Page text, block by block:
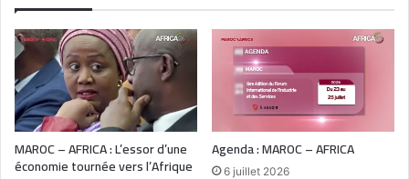
MAROC – AFRICA : L’essor d’une
économie tournée vers l’Afrique
Agenda : MAROC – AFRICA
6 juillet 2026